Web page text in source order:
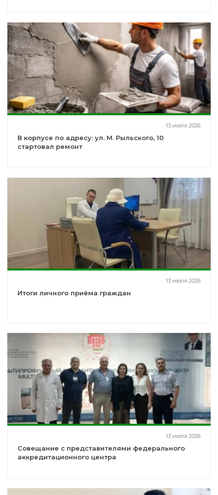
13 июля 2026
В корпусе по адресу: ул. М. Рыльского, 10
стартовал ремонт
13 июля 2026
Итоги личного приёма граждан
13 июля 2026
Совещание с представителями федерального
аккредитационного центра